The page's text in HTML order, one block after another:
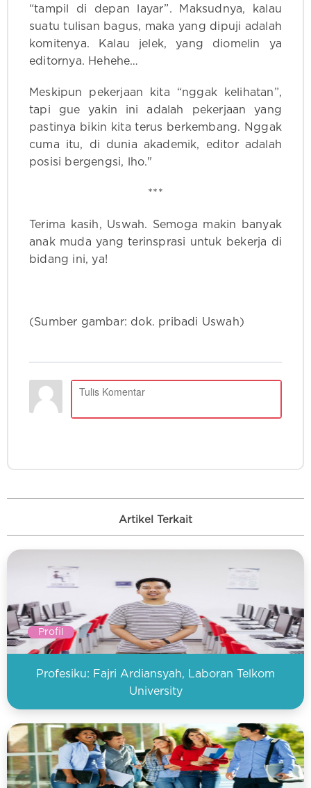
“tampil di depan layar”. Maksudnya, kalau
suatu tulisan bagus, maka yang dipuji adalah
komitenya. Kalau jelek, yang diomelin ya
editornya. Hehehe…
Meskipun pekerjaan kita “nggak kelihatan”,
tapi gue yakin ini adalah pekerjaan yang
pastinya bikin kita terus berkembang. Nggak
cuma itu, di dunia akademik, editor adalah
posisi bergengsi, lho."
***
Terima kasih, Uswah. Semoga makin banyak
anak muda yang terinsprasi untuk bekerja di
bidang ini, ya!
(Sumber gambar: dok. pribadi Uswah)
Artikel Terkait
Profil
Profesiku: Fajri Ardiansyah, Laboran Telkom
University